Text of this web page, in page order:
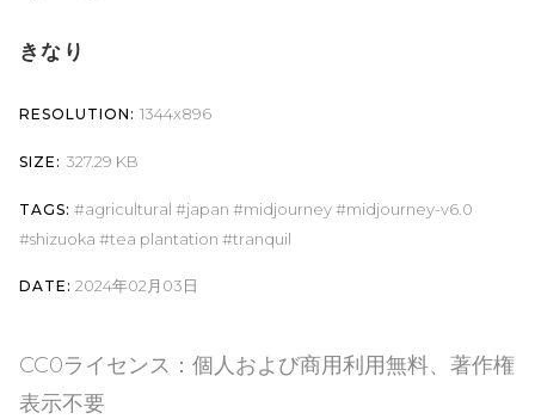
きなり
RESOLUTION: 1344x896
SIZE: 327.29 KB
TAGS: agricultural japan midjourney
midjourney-v6.0
shizuoka
tea plantation tranquil
DATE: 2024年02月03日
CC0ライセンス：個人および商用利用無料、著作権
表示不要